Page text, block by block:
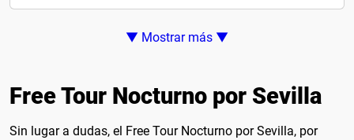
Areals...
▼ Mostrar más ▼
Free Tour Nocturno por Sevilla
Sin lugar a dudas, el Free Tour Nocturno por Sevilla, por